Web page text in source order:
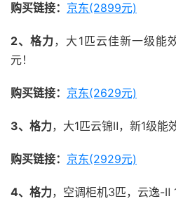
购买链接： 京东(2899元)
2、格力，大1匹云佳新一级能
元！
购买链接： 京东(2629元)
3、格力，大1匹云锦Ⅱ，新1级能
购买链接： 京东(2929元)
4、格力，空调柜机3匹，云逸-Ⅱ